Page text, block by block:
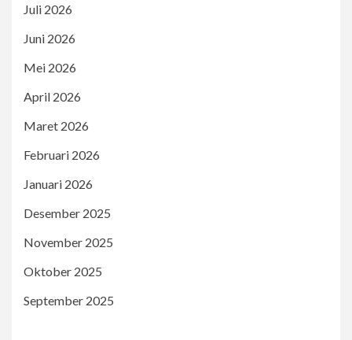
Juli 2026
Juni 2026
Mei 2026
April 2026
Maret 2026
Februari 2026
Januari 2026
Desember 2025
November 2025
Oktober 2025
September 2025